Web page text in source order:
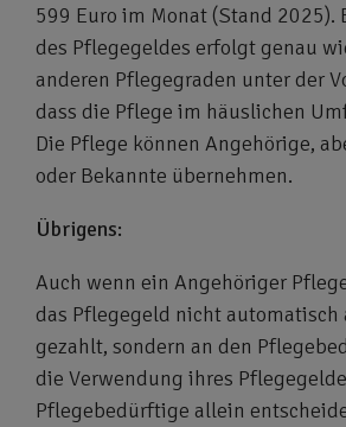
599 Euro im Monat (Stand 2025).
des Pflegegeldes erfolgt genau
anderen Pflegegraden unter der
dass die Pflege im häuslichen
Die Pflege können Angehörige,
oder Bekannte übernehmen.
Übrigens:
Auch wenn ein Angehöriger
das Pflegegeld nicht automatisch
gezahlt, sondern an den
die Verwendung ihres
Pflegebedürftige allein